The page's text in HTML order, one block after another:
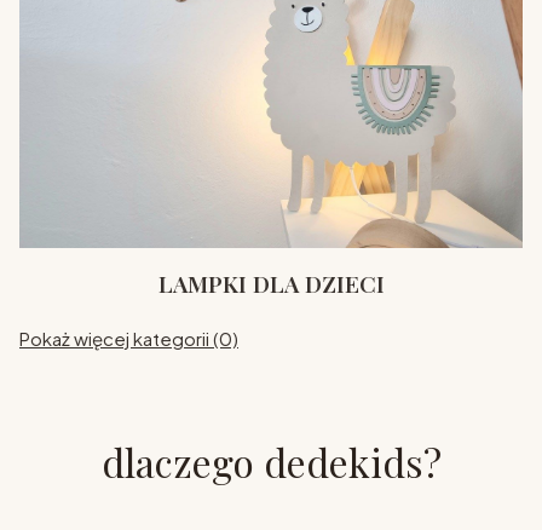
LAMPKI DLA DZIECI
Pokaż więcej kategorii (0)
dlaczego dedekids?